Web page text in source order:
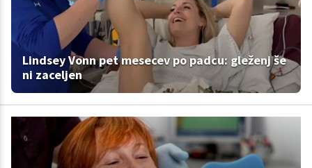
Lindsey Vonn pet mesecev po padcu: gleženj še
ni zaceljen